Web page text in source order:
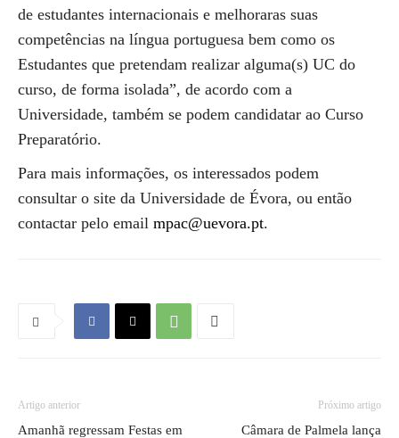
de estudantes internacionais e melhoraras suas
competências na língua portuguesa bem como os
Estudantes que pretendam realizar alguma(s) UC do
curso, de forma isolada”, de acordo com a
Universidade, também se podem candidatar ao Curso
Preparatório.
Para mais informações, os interessados podem
consultar o site da Universidade de Évora, ou então
contactar pelo email mpac@uevora.pt.
Artigo anterior
Amanhã regressam Festas em
Próximo artigo
Câmara de Palmela lança